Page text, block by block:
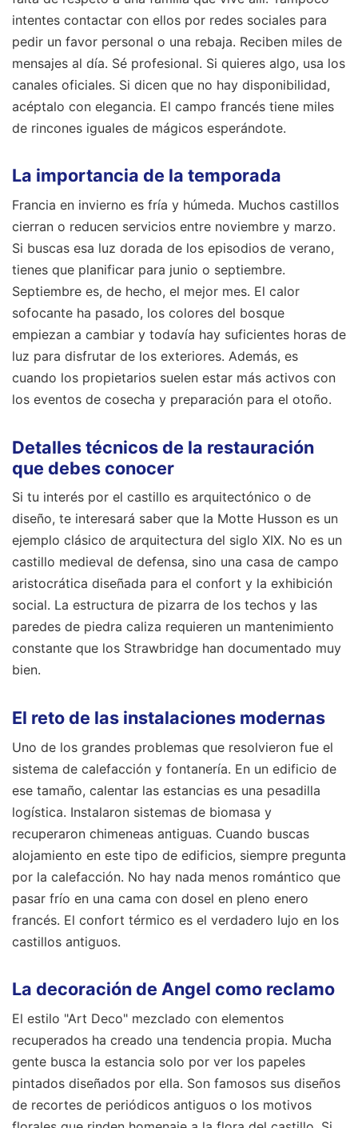
intentes contactar con ellos por redes sociales para
pedir un favor personal o una rebaja. Reciben miles de
mensajes al día. Sé profesional. Si quieres algo, usa los
canales oficiales. Si dicen que no hay disponibilidad,
acéptalo con elegancia. El campo francés tiene miles
de rincones iguales de mágicos esperándote.
La importancia de la temporada
Francia en invierno es fría y húmeda. Muchos castillos
cierran o reducen servicios entre noviembre y marzo.
Si buscas esa luz dorada de los episodios de verano,
tienes que planificar para junio o septiembre.
Septiembre es, de hecho, el mejor mes. El calor
sofocante ha pasado, los colores del bosque
empiezan a cambiar y todavía hay suficientes horas de
luz para disfrutar de los exteriores. Además, es
cuando los propietarios suelen estar más activos con
los eventos de cosecha y preparación para el otoño.
Detalles técnicos de la restauración
que debes conocer
Si tu interés por el castillo es arquitectónico o de
diseño, te interesará saber que la Motte Husson es un
ejemplo clásico de arquitectura del siglo XIX. No es un
castillo medieval de defensa, sino una casa de campo
aristocrática diseñada para el confort y la exhibición
social. La estructura de pizarra de los techos y las
paredes de piedra caliza requieren un mantenimiento
constante que los Strawbridge han documentado muy
bien.
El reto de las instalaciones modernas
Uno de los grandes problemas que resolvieron fue el
sistema de calefacción y fontanería. En un edificio de
ese tamaño, calentar las estancias es una pesadilla
logística. Instalaron sistemas de biomasa y
recuperaron chimeneas antiguas. Cuando buscas
alojamiento en este tipo de edificios, siempre pregunta
por la calefacción. No hay nada menos romántico que
pasar frío en una cama con dosel en pleno enero
francés. El confort térmico es el verdadero lujo en los
castillos antiguos.
La decoración de Angel como reclamo
El estilo "Art Deco" mezclado con elementos
recuperados ha creado una tendencia propia. Mucha
gente busca la estancia solo por ver los papeles
pintados diseñados por ella. Son famosos sus diseños
de recortes de periódicos antiguos o los motivos